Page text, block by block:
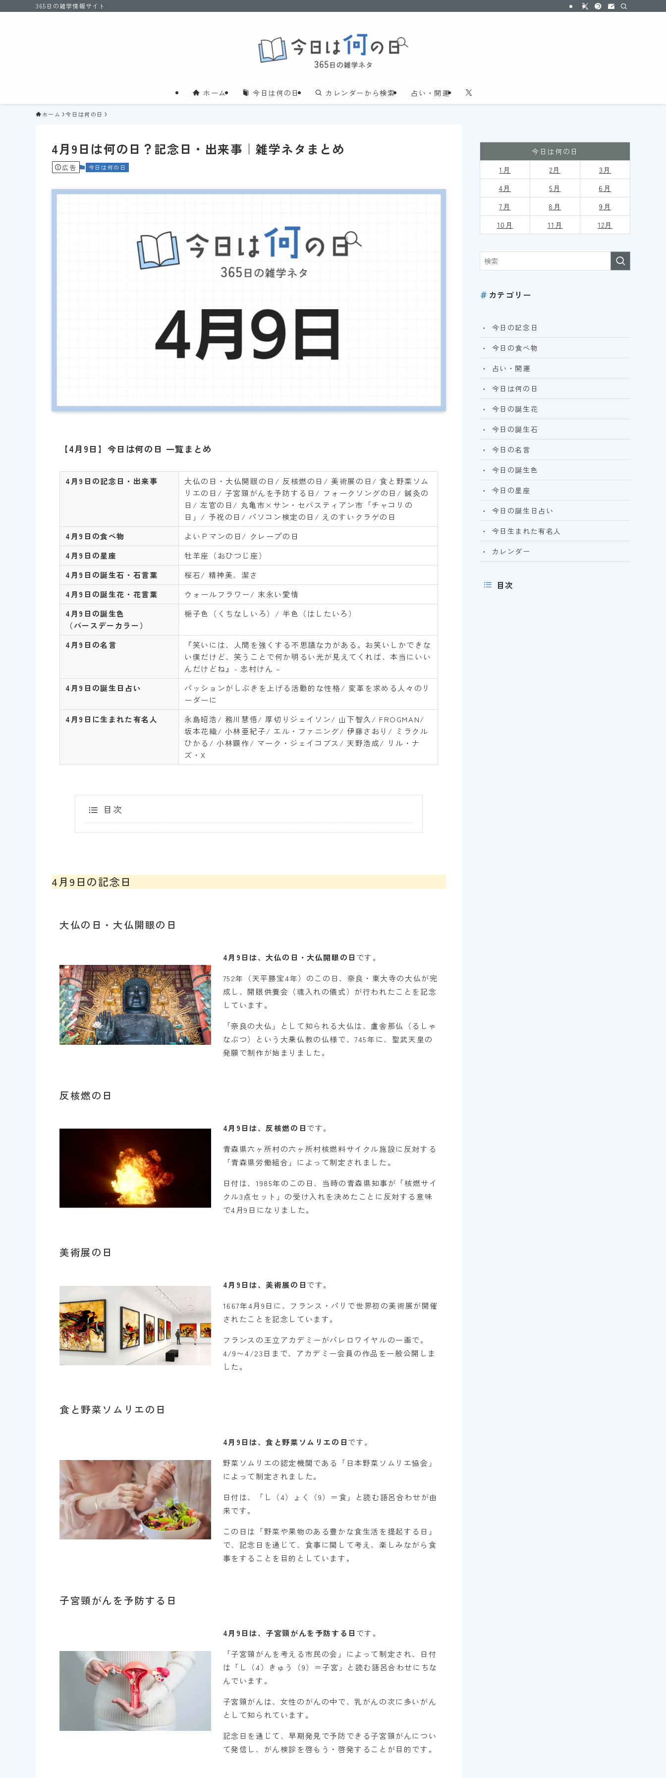
365日の雑学情報サイト
ホーム 今日は何の日 カレンダーから検索 占い・開運
ホーム 今日は何の日
4月9日は何の日？記念日・出来事｜雑学ネタまとめ
広告 今日は何の日
【4月9日】今日は何の日 一覧まとめ
4月9日の記念日・出来事
大仏の日・大仏開眼の日/ 反核燃の日/ 美術展の日/ 食と野菜ソム
リエの日/ 子宮頸がんを予防する日/ フォークソングの日/ 鍼灸の
日/ 左官の日/ 丸亀市×サン・セバスティアン市「チャコリの
日」/ 予祝の日/ パソコン検定の日/ えのすいクラゲの日
4 月 9 日の食べ物
よいＰマンの日/ クレープの日
4 月 9 日の星座
牡羊座（おひつじ座）
4 月 9 日の誕生石・石言葉
桜石/ 精神美、潔さ
4 月 9日の誕生花・花言葉
ウォールフラワー/ 末永い愛情
4月 9 日の誕生色
（バースデーカラー）
梔子色（くちなしいろ）/ 半色（はしたいろ）
4 月 9 日の名言
『笑いには、人間を強くする不思議な力がある。お笑いしかできな
い僕だけど、笑うことで何か明るい光が見えてくれば、本当にいい
んだけどね』- 志村けん –
4 月 9 日の誕生日占い
パッションがしぶきを上げる活動的な性格/ 変革を求める人々のリ
ーダーに
4 月 9 日に生まれた有名人
永島昭浩/ 務川慧悟/ 厚切りジェイソン/ 山下智久/ FROGMAN/
坂本花織/ 小林亜紀子/ エル・ファニング/ 伊藤さおり/ ミラクル
ひかる/ 小林顕作/ マーク・ジェイコブス/ 天野浩成/ リル・ナ
ズ・X
目次
4月9日の記念日
大仏の日・大仏開眼の日
4月9日は、大仏の日・大仏開眼の日 です。
752年（天平勝宝4年）のこの日、奈良・東大寺の大仏が完
成し、開眼供養会（魂入れの儀式）が行われたことを記念
しています。
「奈良の大仏」として知られる大仏は、盧舎那仏（るしゃ
なぶつ）という大乗仏教の仏様で、745年に、聖武天皇の
発願で制作が始まりました。
反核燃の日
4月9日は、反核燃の日です。
青森県六ヶ所村の六ヶ所村核燃料サイクル施設に反対する
「青森県労働組合」によって制定されました。
日付は、1985年のこの日、当時の青森県知事が「核燃サイ
クル3点セット」の受け入れを決めたことに反対する意味
で4月9日になりました。
美術展の日
4月9日は、美術展の日です。
1667年4月9日に、フランス・パリで世界初の美術展が開催
されたことを記念しています。
フランスの王立アカデミーがパレロワイヤルの一画で。
4/9〜4/23日まで、アカデミー会員の作品を一般公開しま
した。
食と野菜ソムリエの日
4月9日は、食と野菜ソムリエの日です。
野菜ソムリエの認定機関である「日本野菜ソムリエ協会」
によって制定されました。
日付は、「し（4）ょく（9）＝食」と読む語呂合わせが由
来です。
この日は「野菜や果物のある豊かな食生活を提起する日」
で、記念日を通じて、食事に関して考え、楽しみながら食
事をすることを目的としています。
子宮頸がんを予防する日
4月9日は、子宮頸がんを予防する日 です。
「子宮頸がんを考える市民の会」によって制定され、日付
は「し（4）きゅう（9）＝子宮」と読む語呂合わせにちな
んでいます。
子宮頸がんは、女性のがんの中で、乳がんの次に多いがん
として知られています。
記念日を通じて、早期発見で予防できる子宮頸がんについ
て発信し、がん検診を啓もう・啓発することが目的です。
今日は何の日
1月
2月
3月
4月
5月
6月
7月
8月 9 月
10月
11月 12月
＃ カテゴリー
今日の記念日
今日の食べ物
占い・開運
今日は何の日
今日の誕生花
今日の誕生石
今日の名言
今日の誕生色
今日の星座
今日の誕生日占い
今日生まれた有名人
カレンダー
目次